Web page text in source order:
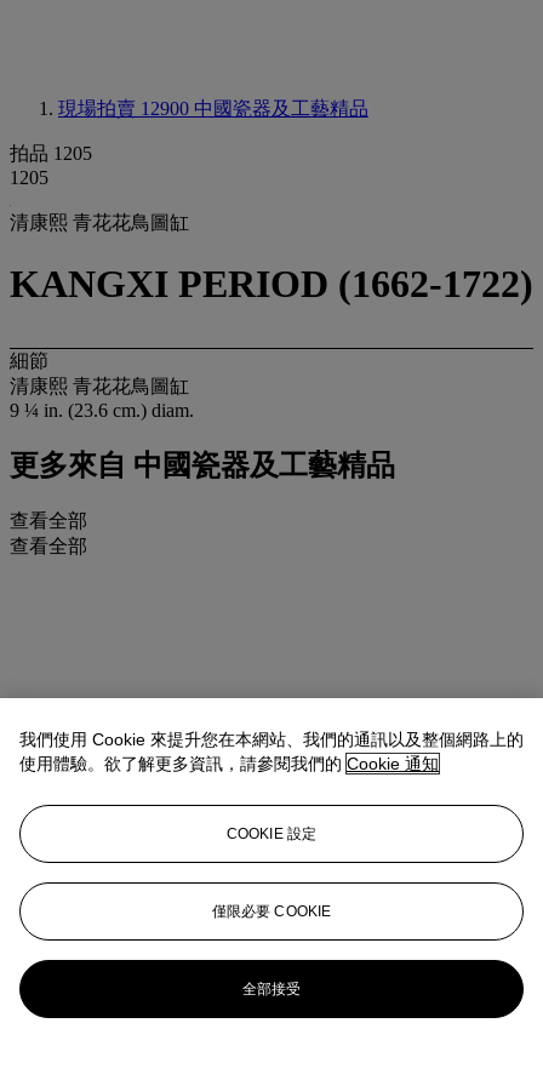
現場拍賣 12900 中國瓷器及工藝精品
拍品 1205
1205
清康熙 青花花鳥圖缸
KANGXI PERIOD (1662-1722)
細節
清康熙 青花花鳥圖缸
9 ¼ in. (23.6 cm.) diam.
更多來自 中國瓷器及工藝精品
查看全部
查看全部
我們使用 Cookie 來提升您在本網站、我們的通訊以及整個網路上的
使用體驗。欲了解更多資訊，請參閱我們的 Cookie 通知
COOKIE 設定
僅限必要 COOKIE
全部接受